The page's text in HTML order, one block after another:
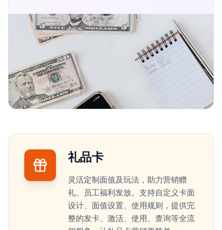
礼品卡
灵活定制面值及玩法，助力营销赠
礼、员工福利发放。支持自定义卡面
设计、面值设置、使用规则，提供完
整的发卡、激活、使用、查询等全流